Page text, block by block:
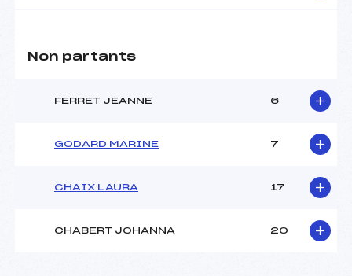
Non partants
FERRET JEANNE 6
GODARD MARINE 7
CHAIX LAURA 17
CHABERT JOHANNA 20